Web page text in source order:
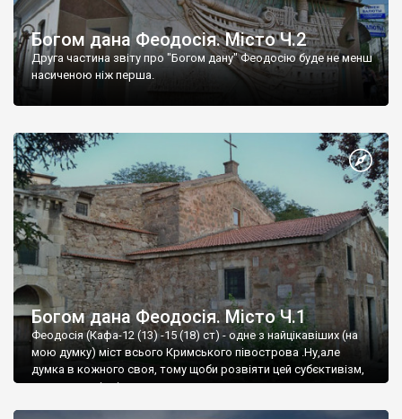
Богом дана Феодосія. Місто Ч.2
Друга частина звіту про "Богом дану" Феодосію буде не менш
насиченою ніж перша.
Богом дана Феодосія. Місто Ч.1
Феодосія (Кафа-12 (13) -15 (18) ст) - одне з найцікавіших (на
мою думку) міст всього Кримського півострова .Ну,але
думка в кожного своя, тому щоби розвіяти цей субєктивізм,
запрошую відвідати це